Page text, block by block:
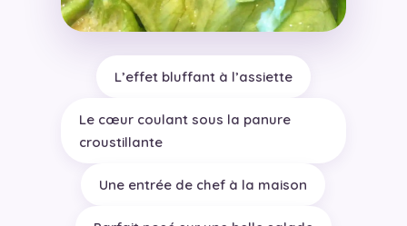
L’effet bluffant à l’assiette
Le cœur coulant sous la panure
croustillante
Une entrée de chef à la maison